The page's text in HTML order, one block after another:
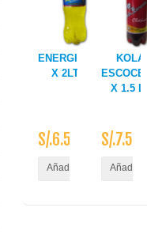
ENERGINA
X 2LT
S/.6.50
Añadir al Carrito
KOLA
X 1.5
S/.7.50
Añadir